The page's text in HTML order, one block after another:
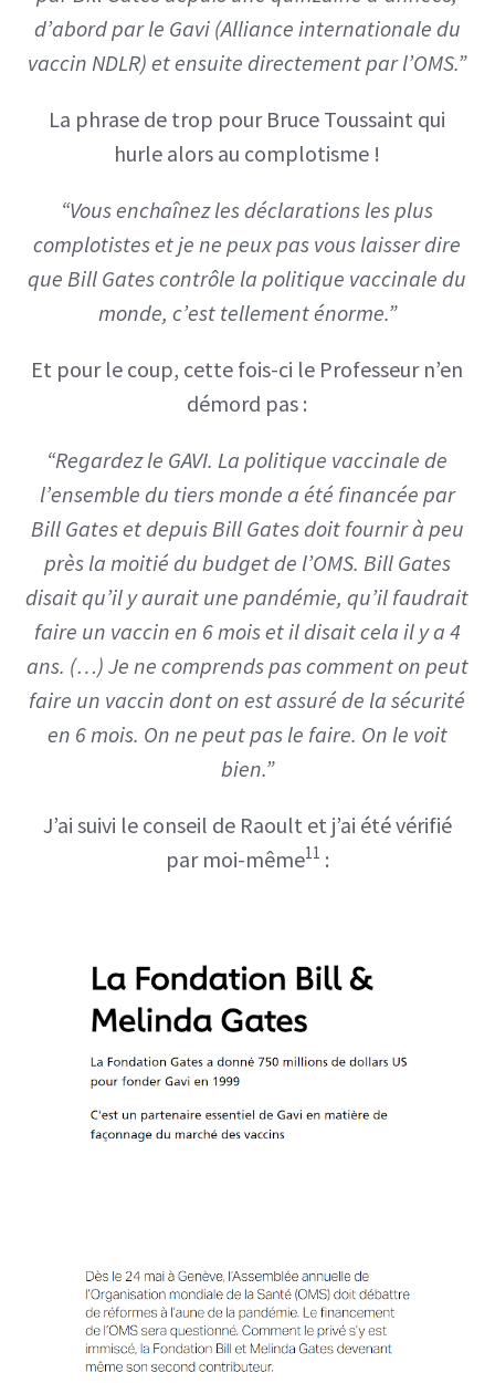
d’abord par le Gavi (Alliance internationale du
vaccin NDLR) et ensuite directement par l’OMS.”
La phrase de trop pour Bruce Toussaint qui
hurle alors au complotisme !
“Vous enchaînez les déclarations les plus
complotistes et je ne peux pas vous laisser dire
que Bill Gates contrôle la politique vaccinale du
monde, c’est tellement énorme.”
Et pour le coup, cette fois-ci le Professeur n’en
démord pas :
“Regardez le GAVI. La politique vaccinale de
l’ensemble du tiers monde a été financée par
Bill Gates et depuis Bill Gates doit fournir à peu
près la moitié du budget de l’OMS. Bill Gates
disait qu’il y aurait une pandémie, qu’il faudrait
faire un vaccin en 6 mois et il disait cela il y a 4
ans. (…) Je ne comprends pas comment on peut
faire un vaccin dont on est assuré de la sécurité
en 6 mois. On ne peut pas le faire. On le voit
bien.”
J’ai suivi le conseil de Raoult et j’ai été vérifié
par moi-même11 :